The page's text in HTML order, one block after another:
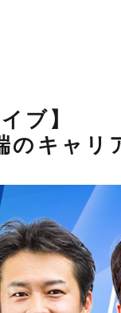
ブ】
キャリ